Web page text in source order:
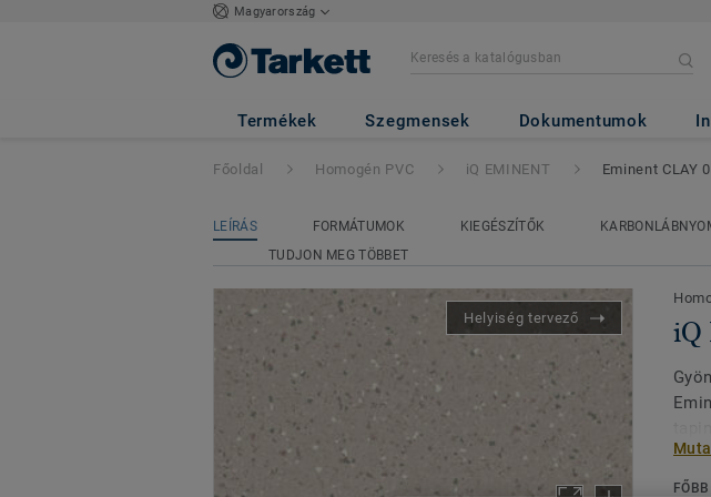
Magyarország
Termékek Szegmensek Dokumentumok
iQ EMINENT - Eminent CLAY
Főoldal Homogén PVC iQ EMINENT Eminent CLAY
LEÍRÁS FORMÁTUMOK KIEGÉSZÍTŐK
TUDJON MEG TÖBBET
Helyiség tervező iQ